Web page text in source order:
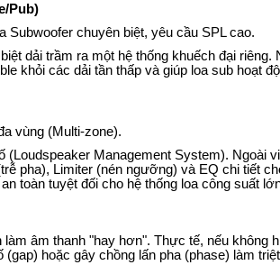
Pub)
Subwoofer chuyên biệt, yêu cầu SPL cao.
dải trầm ra một hệ thống khuếch đại riêng.
khỏi các dải tần thấp và giúp loa sub hoạt
vùng (Multi-zone).
Management System). Ngoài
pha), Limiter (nén ngưỡng) và EQ chi tiết
toàn tuyệt đối cho hệ thống loa công suất
âm thanh "hay hơn". Thực tế, nếu không
hoặc gây chồng lấn pha (phase) làm